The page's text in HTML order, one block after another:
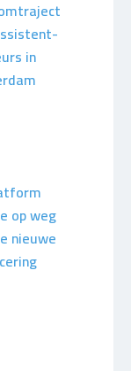
in
op weg
nieuwe